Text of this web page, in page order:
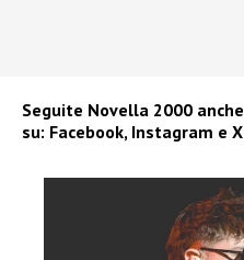
Seguite Novella 2000 anche
su: Facebook, Instagram e X